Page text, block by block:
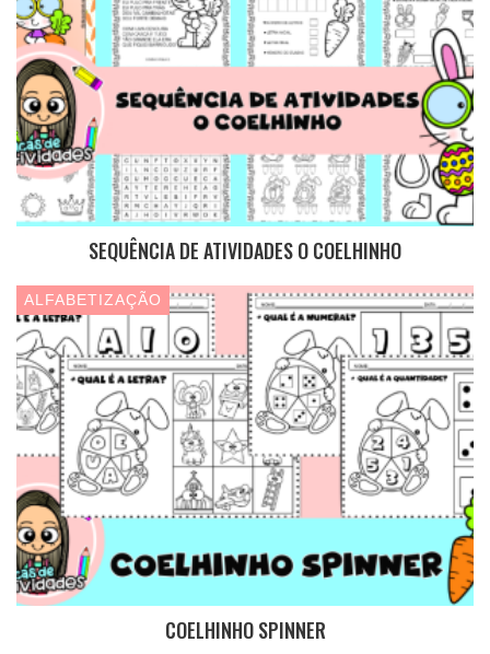
SEQUÊNCIA DE ATIVIDADES O COELHINHO
ALFABETIZAÇÃO
COELHINHO SPINNER